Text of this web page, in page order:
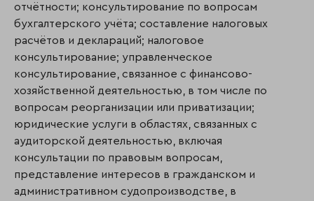
отчётности; консультирование по вопросам
бухгалтерского учёта; составление налоговых
расчётов и деклараций; налоговое
консультирование; управленческое
консультирование, связанное с финансово-
хозяйственной деятельностью, в том числе по
вопросам реорганизации или приватизации;
юридические услуги в областях, связанных с
аудиторской деятельностью, включая
консультации по правовым вопросам,
представление интересов в гражданском и
административном судопроизводстве, в